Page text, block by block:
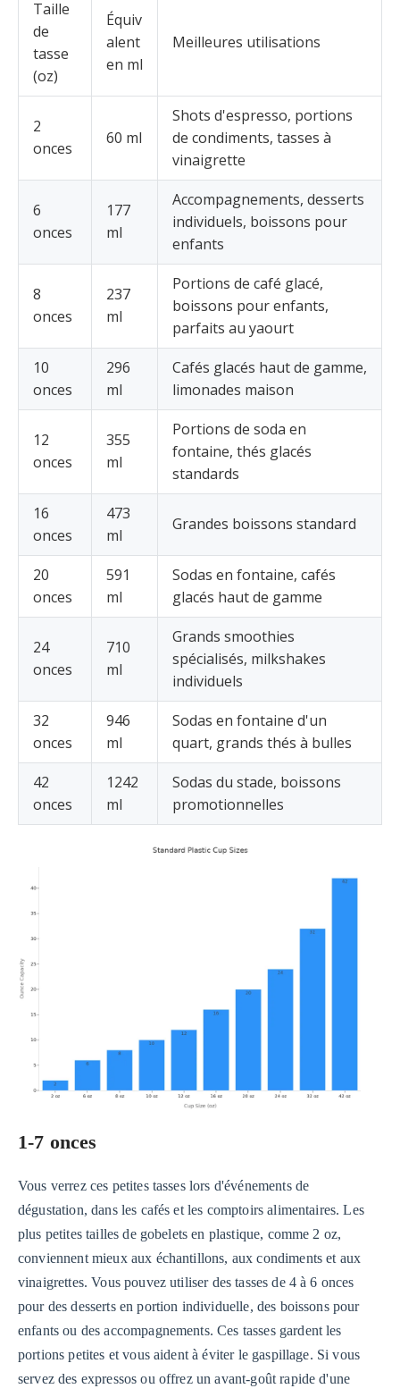
Taille
de
tasse
(oz)
Équiv
alent
en ml
Meilleures utilisations
2
onces
60 ml
Shots d'espresso, portions
de condiments, tasses à
vinaigrette
6
onces
177
ml
Accompagnements, desserts
individuels, boissons pour
enfants
8
onces
237
ml
Portions de café glacé,
boissons pour enfants,
parfaits au yaourt
10
onces
296
ml
Cafés glacés haut de gamme,
limonades maison
12
onces
355
ml
Portions de soda en
fontaine, thés glacés
standards
16
onces
473
ml
Grandes boissons standard
20
onces
591
ml
Sodas en fontaine, cafés
glacés haut de gamme
24
onces
710
ml
Grands smoothies
spécialisés, milkshakes
individuels
32
onces
946
ml
Sodas en fontaine d'un
quart, grands thés à bulles
42
onces
1242
ml
Sodas du stade, boissons
promotionnelles
1-7 onces
Vous verrez ces petites tasses lors d'événements de
dégustation, dans les cafés et les comptoirs alimentaires. Les
plus petites tailles de gobelets en plastique, comme 2 oz,
conviennent mieux aux échantillons, aux condiments et aux
vinaigrettes. Vous pouvez utiliser des tasses de 4 à 6 onces
pour des desserts en portion individuelle, des boissons pour
enfants ou des accompagnements. Ces tasses gardent les
portions petites et vous aident à éviter le gaspillage. Si vous
servez des expressos ou offrez un avant-goût rapide d'une